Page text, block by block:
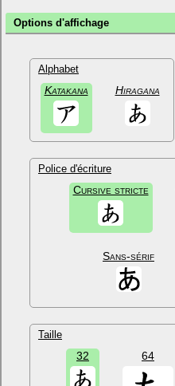
Options d'affichage
Alphabet
Katakana Hiragana
Police d'écriture
Cursive stricte
Sans-sérif
Taille
32 64